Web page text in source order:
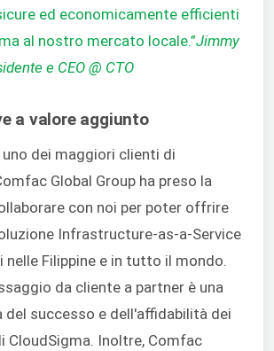
ed economicamente efficienti
al nostro mercato locale.”Jimmy
e CEO @ CTO
a valore aggiunto
uno dei maggiori clienti di
Global Group ha preso la
con noi per poter offrire
Infrastructure-as-a-Service
nelle Filippine e in tutto il mondo.
da cliente a partner è una
successo e dell'affidabilità dei
CloudSigma. Inoltre, Comfac